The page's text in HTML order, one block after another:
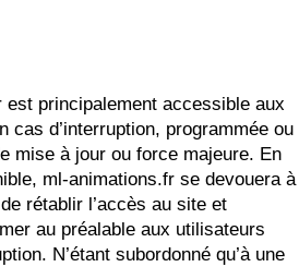
est principalement accessible aux
cas d’interruption, programmée ou
mise à jour ou force majeure. En
ml-animations.fr se devouera à
rétablir l’accès au site et
au préalable aux utilisateurs
N’étant subordonné qu’à une